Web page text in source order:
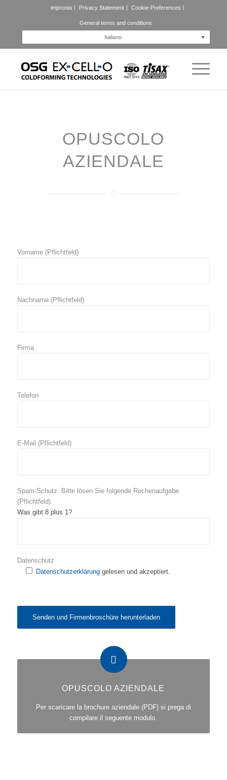
impronta Privacy Statement Cookie-Preferences
General terms and conditions
Italiano
OPUSCOLO
AZIENDALE
Vorname (Pflichtfeld)
Nachname (Pflichtfeld)
Firma
Telefon
E-Mail (Pflichtfeld)
Spam-Schutz. Bitte lösen Sie folgende Rechenaufgabe
(Pflichtfeld)
Was gibt 8 plus 1?
Datenschutz
Datenschutzerklärunggelesen und akzeptiert.
OPUSCOLO AZIENDALE
Per scaricare la brochure aziendale (PDF) si prega di
compilare il seguente modulo.